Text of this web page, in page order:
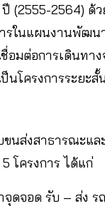
ปี (2555-2564) ด้
ารในแผนงานพัฒน
อมต่อการเดินทา
นโครงการระยะ
นส่งสาธารณะแล
โครงการ ได้แก่
ดจอด รับ – ส่ง ร